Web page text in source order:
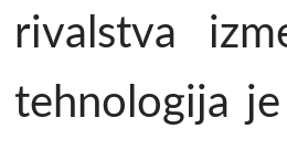
rivalstva
tehnologija